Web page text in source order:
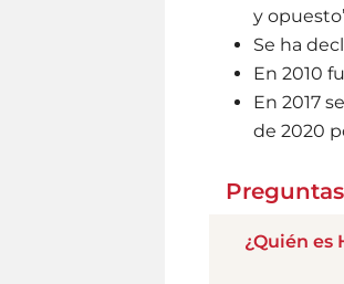
y
Se ha
En 2010
En 2017
de 2020
¿Quién es